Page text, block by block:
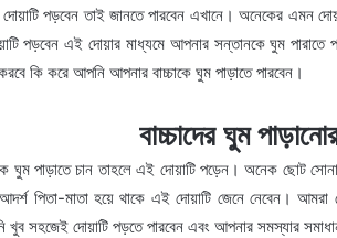
দোয়াটি পড়বেন তাই জানতে পারবেন এখানে। অনেকের এমন
পড়বেন এই দোয়ার মাধ্যমে আপনার সন্তানকে ঘুম পারাতে
কি করে আপনি আপনার বাচ্চাকে ঘুম পাড়াতে পারবেন।
বাচ্চাদের ঘুম
ঘুম পাড়াতে চান তাহলে এই দোয়াটি পড়েন। অনেক ছোট
পিতা-মাতা হয়ে থাকে এই দোয়াটি জেনে নেবেন। আমরা
খুব সহজেই দোয়াটি পড়তে পারবেন এবং আপনার সমস্যার